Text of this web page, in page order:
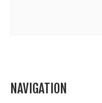
NAVIGATION